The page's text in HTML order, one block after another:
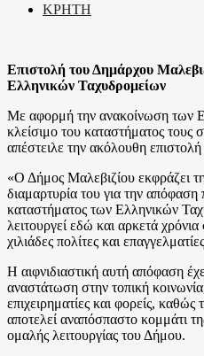
ΚΡΗΤΗ
Επιστολή του Δημάρχου
Ελληνικών Ταχυδρομείων
Με αφορμή την ανακοίνωση των
κλείσιμο του καταστήματος τους
απέστειλε την ακόλουθη
«Ο Δήμος Μαλεβιζίου εκφράζει
διαμαρτυρία του για την απόφαση
καταστήματος των Ελληνικών
λειτουργεί εδώ και αρκετά
χιλιάδες πολίτες και
Η αιφνιδιαστική αυτή απόφαση
αναστάτωση στην τοπική
επιχειρηματίες και φορείς,
αποτελεί αναπόσπαστο κομμάτι
ομαλής λειτουργίας του Δήμου.